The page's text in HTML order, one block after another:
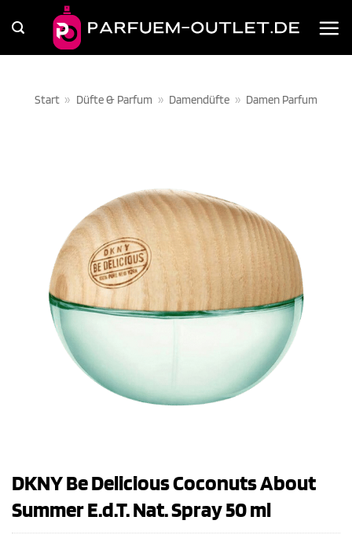
Inhalt
springen
Start » Düfte & Parfum » Damendüfte » Damen Parfum
DKNY Be Delicious Coconuts About
Summer E.d.T. Nat. Spray 50 ml